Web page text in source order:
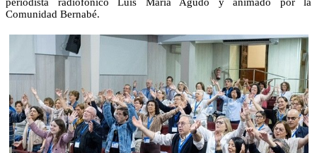
Comunidad Bernabé.